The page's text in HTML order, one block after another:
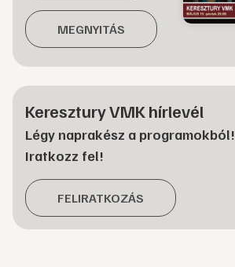
MEGNYITÁS
Keresztury VMK hírlevél
Légy naprakész a programokból!
Iratkozz fel!
FELIRATKOZÁS